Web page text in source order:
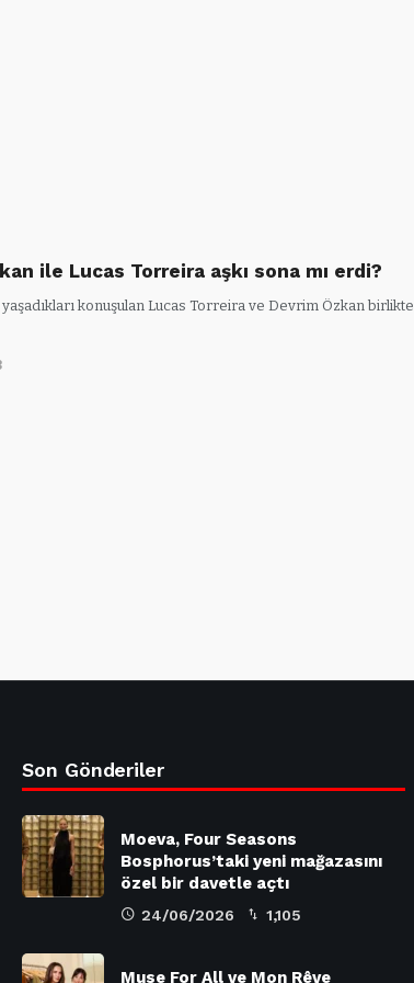
ile Lucas Torreira aşkı sona mı erdi?
konuşulan Lucas Torreira ve Devrim Özkan birlikte
Son Gönderiler
Moeva, Four Seasons
Bosphorus’taki yeni mağazasını
özel bir davetle açtı
24/06/2026 1,105
Muse For All ve Mon Rêve